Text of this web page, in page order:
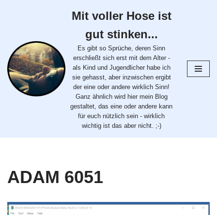
springen
Mit voller Hose ist
gut stinken...
Es gibt so Sprüche, deren Sinn
erschließt sich erst mit dem Alter -
als Kind und Jugendlicher habe ich
sie gehasst, aber inzwischen ergibt
der eine oder andere wirklich Sinn!
Ganz ähnlich wird hier mein Blog
gestaltet, das eine oder andere kann
für euch nützlich sein - wirklich
wichtig ist das aber nicht. ;-)
ADAM 6051